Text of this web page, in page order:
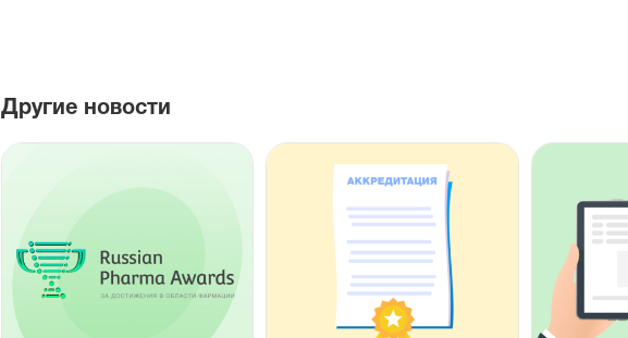
Другие новости